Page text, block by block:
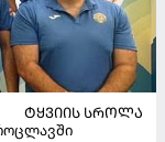
ᲢᲧᲕᲘᲘᲡ ᲡᲠᲝᲚᲐ